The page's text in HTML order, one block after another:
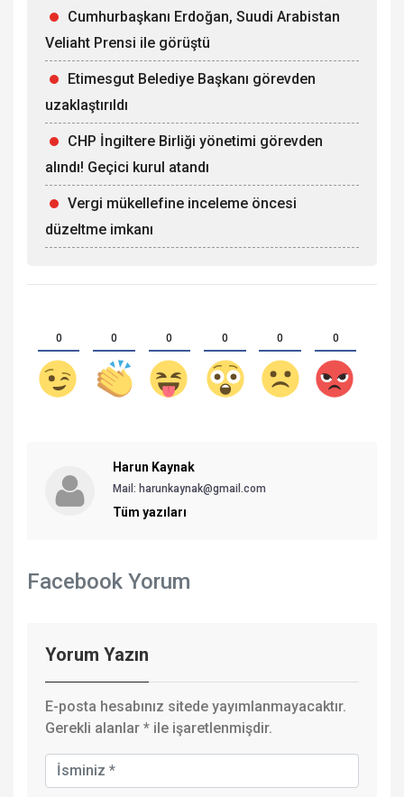
Cumhurbaşkanı Erdoğan, Suudi Arabistan
Veliaht Prensi ile görüştü
Etimesgut Belediye Başkanı görevden
uzaklaştırıldı
CHP İngiltere Birliği yönetimi görevden
alındı! Geçici kurul atandı
Vergi mükellefine inceleme öncesi
düzeltme imkanı
0 0 0 0 0 0
Harun Kaynak
Mail: harunkaynak@gmail.com
Tüm yazıları
Facebook Yorum
Yorum Yazın
E-posta hesabınız sitede yayımlanmayacaktır.
Gerekli alanlar * ile işaretlenmişdir.